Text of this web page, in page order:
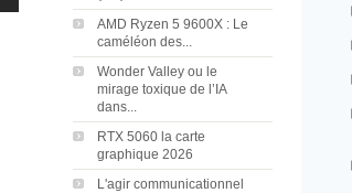
AMD Ryzen 5 9600X : Le
caméléon des...
Wonder Valley ou le
mirage toxique de l’IA
dans...
RTX 5060 la carte
graphique 2026
L'agir communicationnel